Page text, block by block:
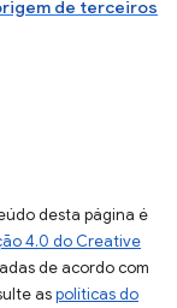
de terceiros
desta página é
4.0 do Creative
de acordo com
aspolíticas do